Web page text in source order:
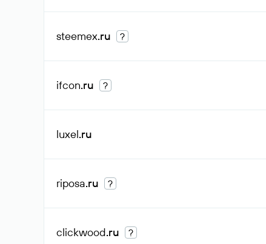
steemex.ru ?
ifcon.ru ?
luxel.ru
riposa.ru ?
clickwood.ru ?